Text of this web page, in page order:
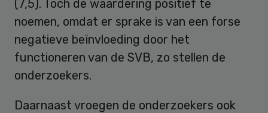
(7,5). Toch de waardering positief te
noemen, omdat er sprake is van een forse
negatieve beïnvloeding door het
functioneren van de SVB, zo stellen de
onderzoekers.
Daarnaast vroegen de onderzoekers ook